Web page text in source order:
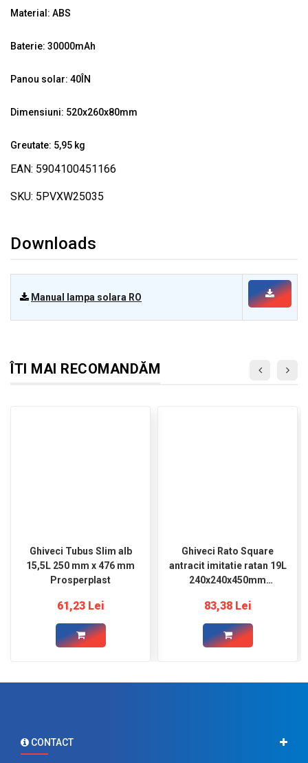
Material: ABS
Baterie: 30000mAh
Panou solar: 40ÎN
Dimensiuni: 520x260x80mm
Greutate: 5,95 kg
EAN: 5904100451166
SKU: 5PVXW25035
Downloads
Manual lampa solara RO
ÎTI MAI RECOMANDĂM
Ghiveci Tubus Slim alb
15,5L 250 mm x 476 mm
Prosperplast
61,23 Lei
Ghiveci Rato Square
antracit imitatie ratan 19L
240x240x450mm
83,38 Lei
CONTACT